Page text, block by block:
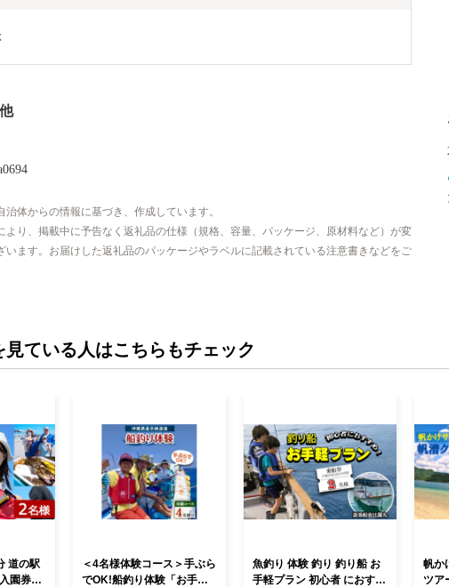
治体からの情報に基づき、作成しています。
より、掲載中に予告なく返礼品の仕様（規格、容量、パッケージ、原材料など）が変
います。お届けした返礼品のパッケージやラベルに記載されている注意書きなどをご
見ている人はこちらもチェック
道の駅
園券付
＜4名様体験コース＞手ぶら
でOK!船釣り体験「お手軽
魚釣り 体験 釣り 釣り船 お
手軽プラン 初心者 におすす
帆か
ツア